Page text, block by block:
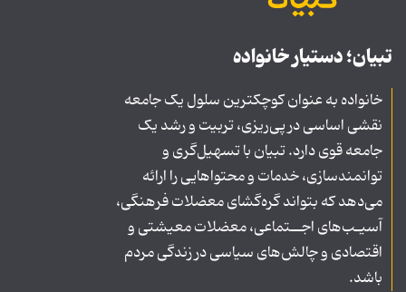
تبیان؛ دستیار خانواده
خانواده به عنوان کوچکترین سلول یک جامعه
نقشی اساسی در پی‌ریزی، تربیت و رشد یک
جامعه قوی دارد. تبیان با تسهیل‌گری و
توانمندسازی، خدمات و محتواهایی را ارائه
می‌دهد که بتواند گره‌گشای معضلات فرهنگی،
آسیـب‌های اجــتماعی، معضلات معیشتی و
اقتصادی و چالش‌های سیاسی در زندگی مردم
باشد.